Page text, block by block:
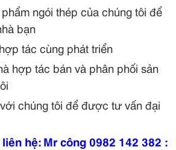
ngói thép của chúng tôi để
bạn
tác cùng phát triển
hợp tác bán và phân phối sản
chúng tôi để được tư vấn đại
hệ: Mr công 0982 142 382 :